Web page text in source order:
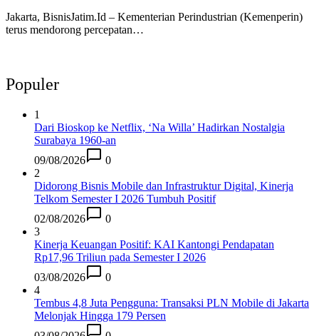
Jakarta, BisnisJatim.Id – Kementerian Perindustrian (Kemenperin)
terus mendorong percepatan…
Populer
1
Dari Bioskop ke Netflix, ‘Na Willa’ Hadirkan Nostalgia
Surabaya 1960-an
09/08/2026
0
2
Didorong Bisnis Mobile dan Infrastruktur Digital, Kinerja
Telkom Semester I 2026 Tumbuh Positif
02/08/2026
0
3
Kinerja Keuangan Positif: KAI Kantongi Pendapatan
Rp17,96 Triliun pada Semester I 2026
03/08/2026
0
4
Tembus 4,8 Juta Pengguna: Transaksi PLN Mobile di Jakarta
Melonjak Hingga 179 Persen